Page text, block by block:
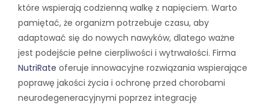
które wspierają codzienną walkę z napięciem. Warto
pamiętać, że organizm potrzebuje czasu, aby
adaptować się do nowych nawyków, dlatego ważne
jest podejście pełne cierpliwości i wytrwałości. Firma
NutriRate oferuje innowacyjne rozwiązania wspierające
poprawę jakości życia i ochronę przed chorobami
neurodegeneracyjnymi poprzez integrację